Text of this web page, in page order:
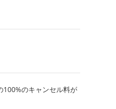
100%のキャンセル料が